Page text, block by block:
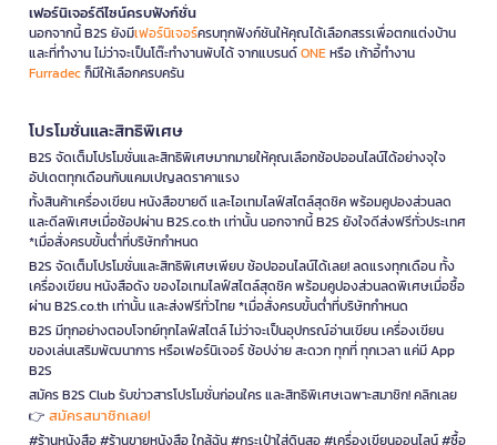
เฟอร์นิเจอร์ดีไซน์ครบฟังก์ชั่น
นอกจากนี้ B2S ยังมีเฟอร์นิเจอร์ครบทุกฟังก์ชันให้คุณได้เลือกสรรเพื่อตกแต่งบ้าน
และที่ทำงาน ไม่ว่าจะเป็นโต๊ะทำงานพับได้ จากแบรนด์ONEหรือ เก้าอี้ทำงาน
Furradecก็มีให้เลือกครบครัน
โปรโมชั่นและสิทธิพิเศษ
B2S จัดเต็มโปรโมชั่นและสิทธิพิเศษมากมายให้คุณเลือกช้อปออนไลน์ได้อย่างจุใจ
อัปเดตทุกเดือนกับแคมเปญลดราคาแรง
ทั้งสินค้าเครื่องเขียน หนังสือขายดี และไอเทมไลฟ์สไตล์สุดชิค พร้อมคูปองส่วนลด
และดีลพิเศษเมื่อช้อปผ่าน B2S.co.th เท่านั้น นอกจากนี้ B2S ยังใจดีส่งฟรีทั่วประเทศ
*เมื่อสั่งครบขั้นต่ำที่บริษัทกำหนด
B2S จัดเต็มโปรโมชั่นและสิทธิพิเศษเพียบ ช้อปออนไลน์ได้เลย! ลดแรงทุกเดือน ทั้ง
เครื่องเขียน หนังสือดัง ของไอเทมไลฟ์สไตล์สุดชิค พร้อมคูปองส่วนลดพิเศษเมื่อซื้อ
ผ่าน B2S.co.th เท่านั้น และส่งฟรีทั่วไทย *เมื่อสั่งครบขั้นต่ำที่บริษัทกำหนด
B2S มีทุกอย่างตอบโจทย์ทุกไลฟ์สไตล์ ไม่ว่าจะเป็นอุปกรณ์อ่านเขียน เครื่องเขียน
ของเล่นเสริมพัฒนาการ หรือเฟอร์นิเจอร์ ช้อปง่าย สะดวก ทุกที่ ทุกเวลา แค่มี App
B2S
สมัคร B2S Club รับข่าวสารโปรโมชั่นก่อนใคร และสิทธิพิเศษเฉพาะสมาชิก! คลิกเลย
👉 สมัครสมาชิกเลย!
#ร้านหนังสือ #ร้านขายหนังสือ ใกล้ฉัน #กระเป๋าใส่ดินสอ #เครื่องเขียนออนไลน์ #ซื้อ